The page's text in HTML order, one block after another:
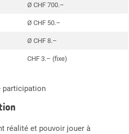
Ø CHF 700.–
Ø CHF 50.–
Ø CHF 8.–
CHF 3.– (fixe)
participation
réalité et pouvoir jouer à